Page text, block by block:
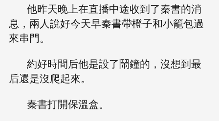
他昨天晚上在直播中途收到了秦書的消
息，兩人說好今天早秦書帶橙子和小籠包過
來串門。
約好時間后他是設了鬧鐘的，沒想到最
后還是沒爬起來。
秦書打開保溫盒。